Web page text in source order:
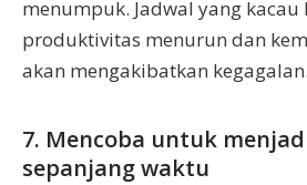
menumpuk. Jadwal yang
produktivitas menurun dan
akan mengakibatkan kegagalan.
7. Mencoba untuk
sepanjang waktu